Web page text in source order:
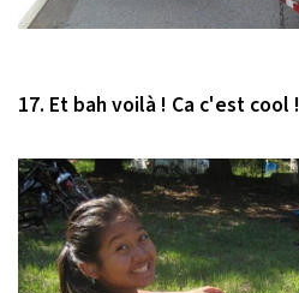
17. Et bah voilà ! Ca c'est cool !